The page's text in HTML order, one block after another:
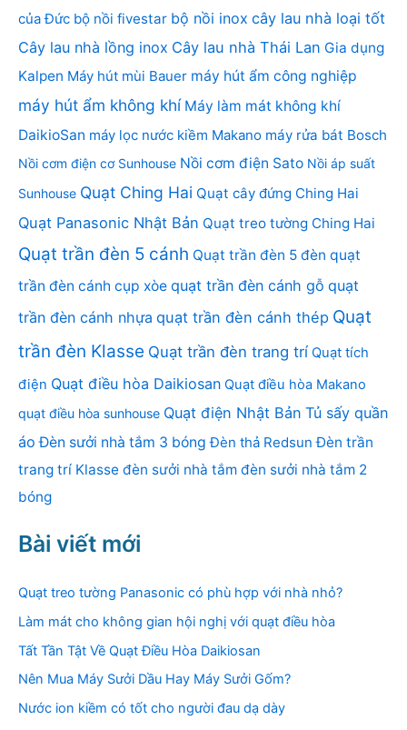
của Đức bộ nồi fivestar bộ nồi inox cây lau nhà loại tốt
Cây lau nhà lồng inox Cây lau nhà Thái Lan Gia dụng
Kalpen Máy hút mùi Bauer máy hút ẩm công nghiệp
máy hút ẩm không khí Máy làm mát không khí
DaikioSan máy lọc nước kiềm Makano máy rửa bát Bosch
Nồi cơm điện cơ Sunhouse Nồi cơm điện Sato Nồi áp suất
Sunhouse Quạt Ching Hai Quạt cây đứng Ching Hai
Quạt Panasonic Nhật Bản Quạt treo tường Ching Hai
Quạt trần đèn 5 cánh Quạt trần đèn 5 đèn quạt
trần đèn cánh cụp xòe quạt trần đèn cánh gỗ quạt
trần đèn cánh nhựa quạt trần đèn cánh thép Quạt
trần đèn Klasse Quạt trần đèn trang trí Quạt tích
điện Quạt điều hòa Daikiosan Quạt điều hòa Makano
quạt điều hòa sunhouse Quạt điện Nhật Bản Tủ sấy quần
áo Đèn sưởi nhà tắm 3 bóng Đèn thả Redsun Đèn trần
trang trí Klasse đèn sưởi nhà tắm đèn sưởi nhà tắm 2
bóng
Bài viết mới
Quạt treo tường Panasonic có phù hợp với nhà nhỏ?
Làm mát cho không gian hội nghị với quạt điều hòa
Tất Tần Tật Về Quạt Điều Hòa Daikiosan
Nên Mua Máy Sưởi Dầu Hay Máy Sưởi Gốm?
Nước ion kiềm có tốt cho người đau dạ dày